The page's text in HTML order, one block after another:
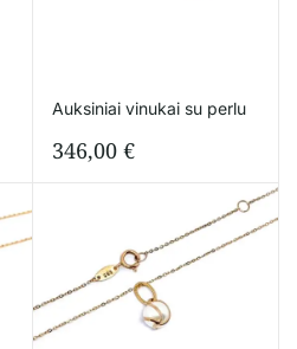
Auksiniai vinukai su perlu
346,00 €